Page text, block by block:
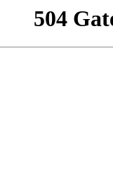
504